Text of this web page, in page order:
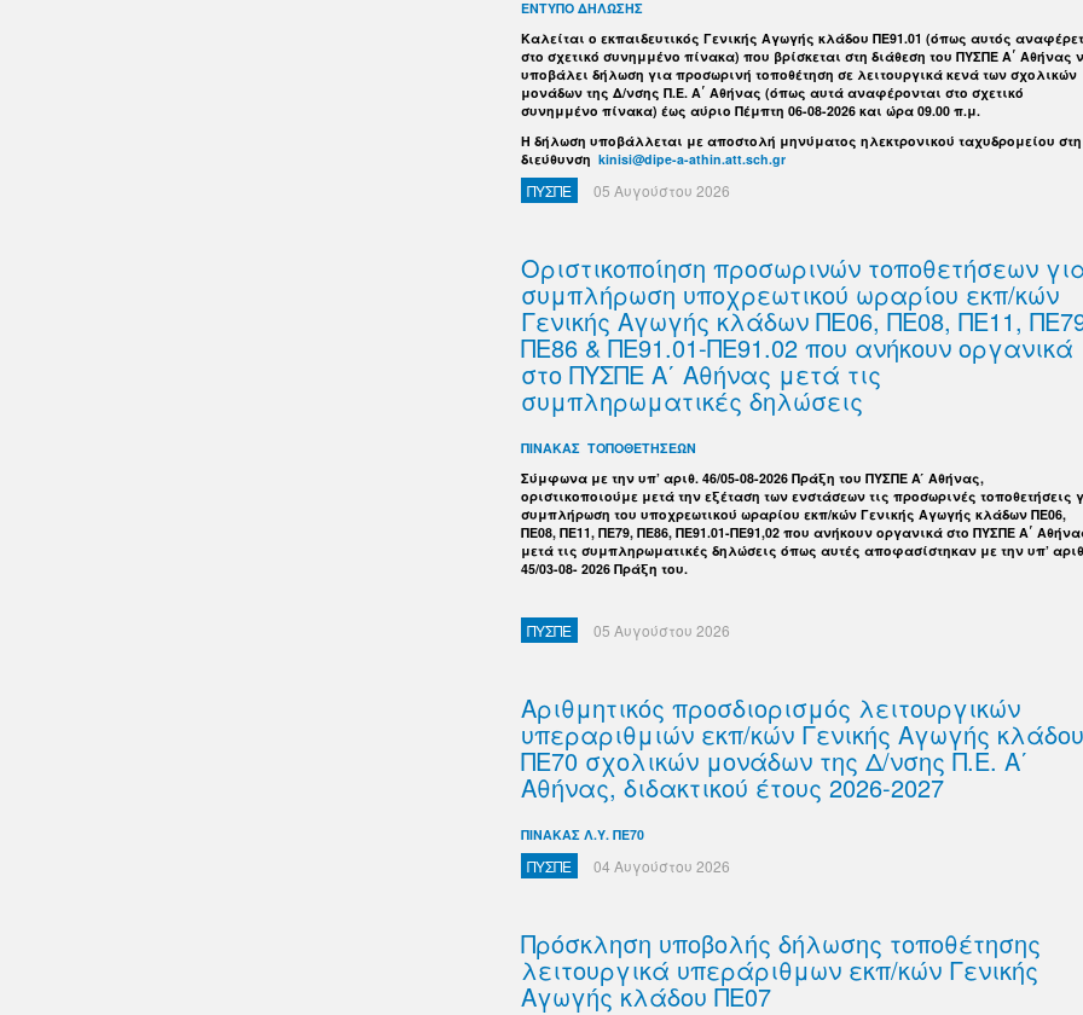
ΕΝΤΥΠΟ ΔΗΛΩΣΗΣ
Καλείται ο εκπαιδευτικός Γενικής Αγωγής κλάδου ΠΕ91.01 (όπως αυτός
στο σχετικό συνημμένο πίνακα) που βρίσκεται στη διάθεση του ΠΥΣΠΕ Α΄ Αθήνας
υποβάλει δήλωση για προσωρινή τοποθέτηση σε λειτουργικά κενά των σχολικών
μονάδων της Δ/νσης Π.Ε. Α΄ Αθήνας (όπως αυτά αναφέρονται στο σχετικό
συνημμένο πίνακα) έως αύριο Πέμπτη 06-08-2026 και ώρα 09.00 π.μ.
Η δήλωση υποβάλλεται με αποστολή μηνύματος ηλεκτρονικού ταχυδρομείου στη
διεύθυνση kinisi@dipe-a-athin.att.sch.gr
ΠΥΣΠΕ 05 Αυγούστου 2026
Οριστικοποίηση προσωρινών τοποθετήσεων
συμπλήρωση υποχρεωτικού ωραρίου εκπ/κών
Γενικής Αγωγής κλάδων ΠΕ06, ΠΕ08, ΠΕ11,
ΠΕ86 & ΠΕ91.01-ΠΕ91.02 που ανήκουν οργανικά
στο ΠΥΣΠΕ Α΄ Αθήνας μετά τις
συμπληρωματικές δηλώσεις
ΠΙΝΑΚΑΣ ΤΟΠΟΘΕΤΗΣΕΩΝ
Σύμφωνα με την υπ’ αριθ. 46/05-08-2026 Πράξη του ΠΥΣΠΕ Α ́ Αθήνας,
οριστικοποιούμε μετά την εξέταση των ενστάσεων τις προσωρινές τοποθετήσεις
συμπλήρωση του υποχρεωτικού ωραρίου εκπ/κών Γενικής Αγωγής κλάδων ΠΕ06,
ΠΕ08, ΠΕ11, ΠΕ79, ΠΕ86, ΠΕ91.01-ΠΕ91,02 που ανήκουν οργανικά στο ΠΥΣΠΕ Α΄
μετά τις συμπληρωματικές δηλώσεις όπως αυτές αποφασίστηκαν με την υπ’
45/03-08- 2026 Πράξη του.
ΠΥΣΠΕ 05 Αυγούστου 2026
Αριθμητικός προσδιορισμός λειτουργικών
υπεραριθμιών εκπ/κών Γενικής Αγωγής κλάδου
ΠΕ70 σχολικών μονάδων της Δ/νσης Π.Ε. Α΄
Αθήνας, διδακτικού έτους 2026-2027
ΠΙΝΑΚΑΣ Λ.Υ. ΠΕ70
ΠΥΣΠΕ 04 Αυγούστου 2026
Πρόσκληση υποβολής δήλωσης τοποθέτησης
λειτουργικά υπεράριθμων εκπ/κών Γενικής
Αγωγής κλάδου ΠΕ07